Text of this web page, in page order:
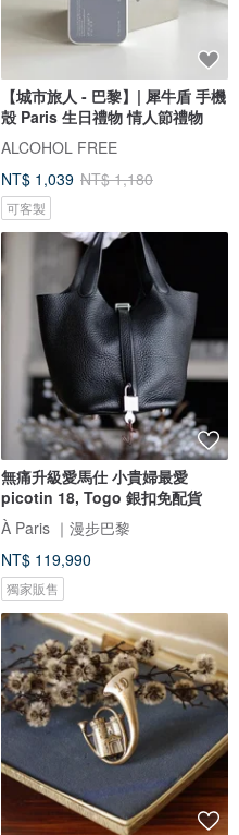
【城市旅人 - 巴黎】| 犀牛盾 手機
殼 Paris 生日禮物 情人節禮物
ALCOHOL FREE
NT$ 1,039 NT$ 1,180
可客製
無痛升級愛馬仕 小貴婦最愛
picotin 18, Togo 銀扣免配貨
À Paris ｜漫步巴黎
NT$ 119,990
獨家販售